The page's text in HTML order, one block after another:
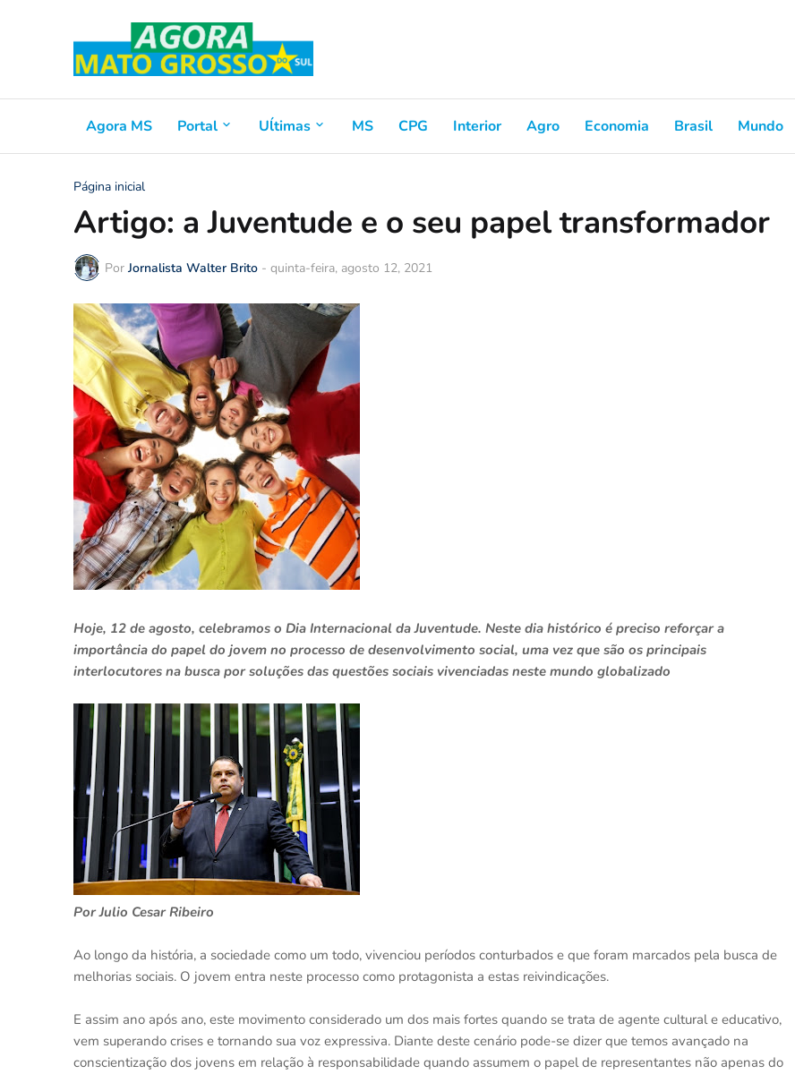
Agora MS Portal Uĺtimas MS CPG Interior Agro Economia Brasil Mundo
Página inicial
Artigo: a Juventude e o seu papel transformador
Por Jornalista Walter Brito - quinta-feira, agosto 12, 2021
Hoje, 12 de agosto, celebramos o Dia Internacional da Juventude. Neste dia histórico é preciso reforçar a
importância do papel do jovem no processo de desenvolvimento social, uma vez que são os principais
interlocutores na busca por soluções das questões sociais vivenciadas neste mundo globalizado
Por Julio Cesar Ribeiro
Ao longo da história, a sociedade como um todo, vivenciou períodos conturbados e que foram marcados pela busca de
melhorias sociais. O jovem entra neste processo como protagonista a estas reivindicações.
E assim ano após ano, este movimento considerado um dos mais fortes quando se trata de agente cultural e educativo,
vem superando crises e tornando sua voz expressiva. Diante deste cenário pode-se dizer que temos avançado na
conscientização dos jovens em relação à responsabilidade quando assumem o papel de representantes não apenas do